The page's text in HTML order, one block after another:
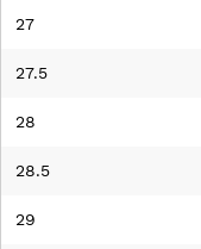
27
27.5
28
28.5
29